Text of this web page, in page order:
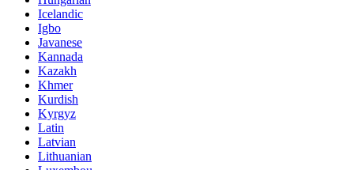
Icelandic
Igbo
Javanese
Kannada
Kazakh
Khmer
Kurdish
Kyrgyz
Latin
Latvian
Lithuanian